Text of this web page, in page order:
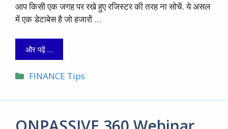
आप किसी एक जगह पर रखे हुए रजिस्टर की तरह ना सोचें. ये असल
में एक डेटाबेस है जो हजारों …
और पढ़ें …
Categories
FINANCE Tips